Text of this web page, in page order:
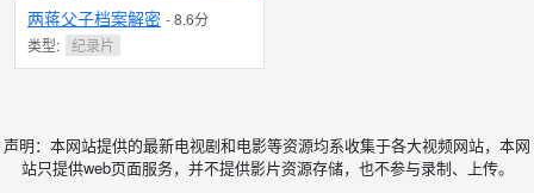
两蒋父子档案解密 - 8.6分
类型: 纪录片
声明：本网站提供的最新电视剧和电影等资源均系收集于各大视频网站，本网
站只提供web页面服务，并不提供影片资源存储，也不参与录制、上传。